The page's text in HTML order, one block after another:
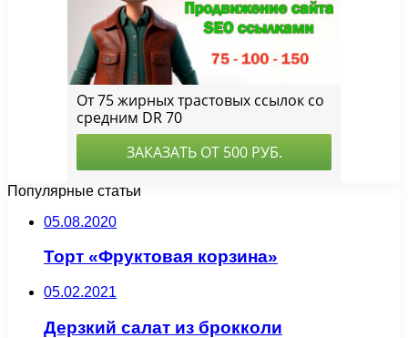
Популярные статьи
05.08.2020
Торт «Фруктовая корзина»
05.02.2021
Дерзкий салат из брокколи